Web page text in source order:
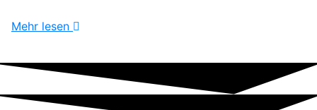
Mehr lesen